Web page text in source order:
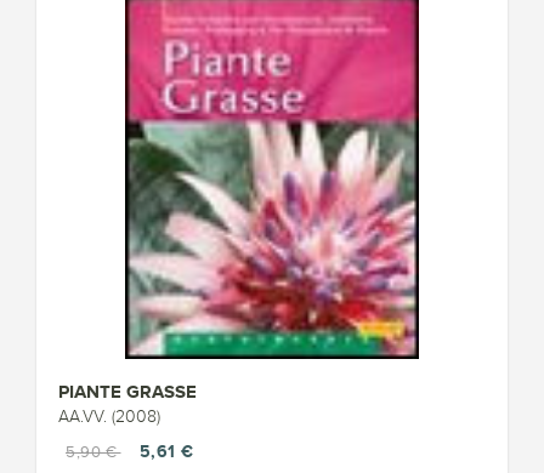
PIANTE GRASSE
AA.VV. (2008)
5,90 €
5,61 €